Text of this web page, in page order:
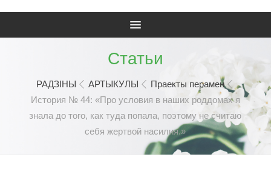
Статьи
РАДЗІНЫ АРТЫКУЛЫ
Праекты перамен
История № 44: «Про условия в наших роддомах я
знала до того, как туда попала, поэтому не считаю
себя жертвой насилия.»